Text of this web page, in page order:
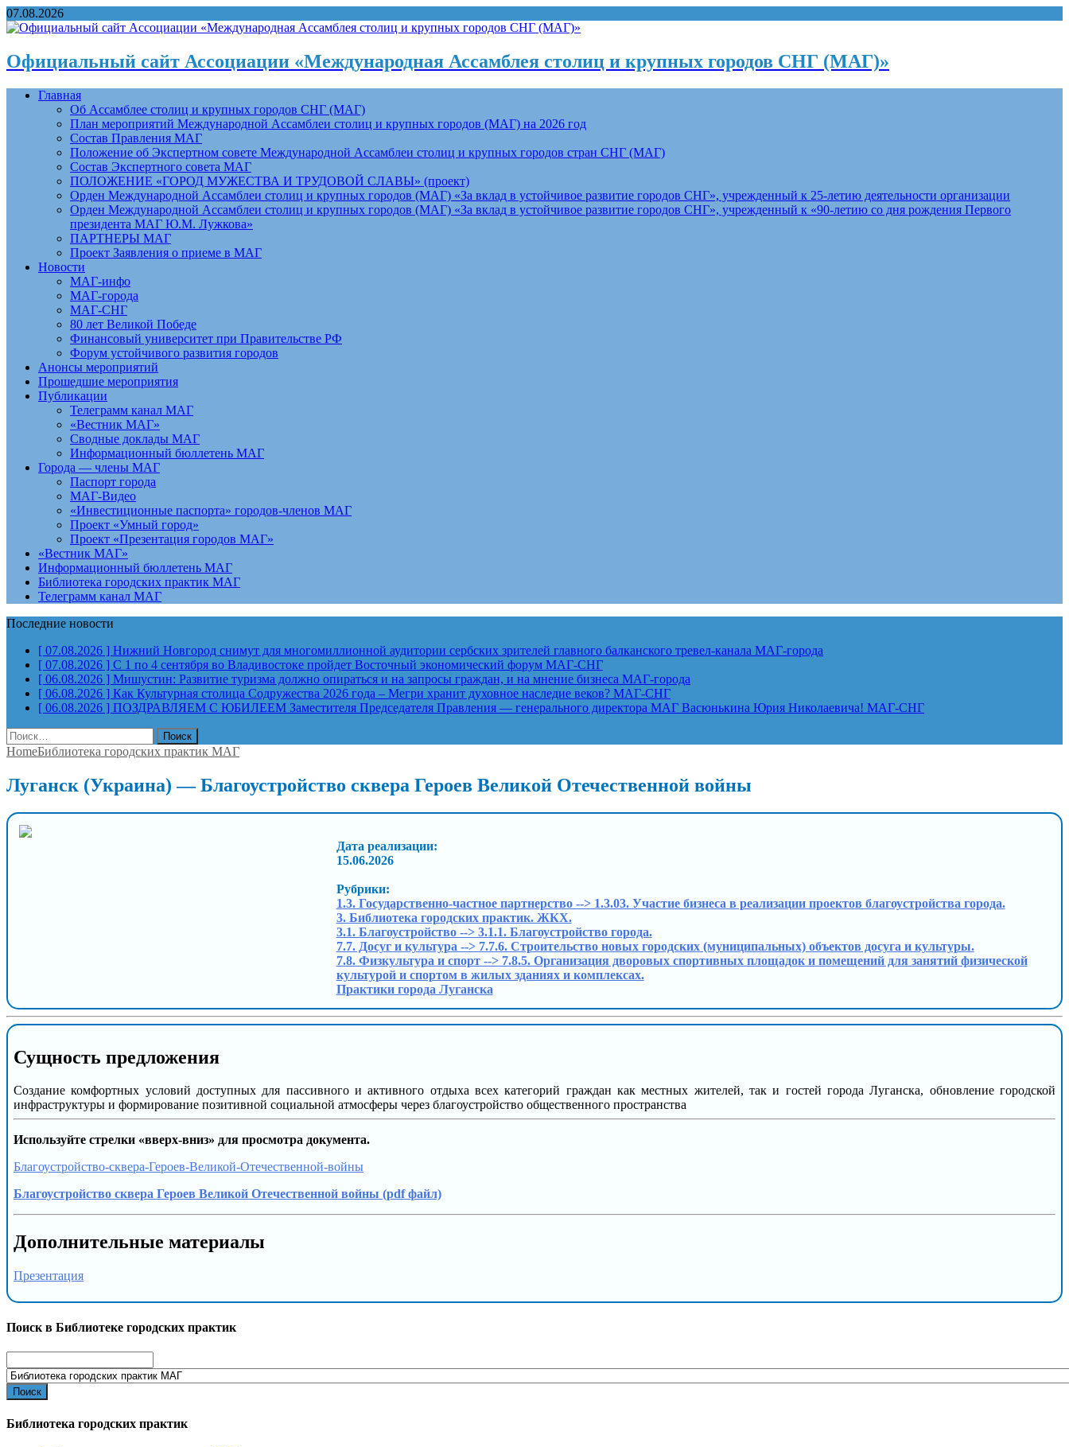
07.08.2026
Официальный сайт Ассоциации «Международная Ассамблея столиц и крупных городов СНГ (МАГ)»
Главная
Об Ассамблее столиц и крупных городов СНГ (МАГ)
План мероприятий Международной Ассамблеи столиц и крупных городов (МАГ) на 2026 год
Состав Правления МАГ
Положение об Экспертном совете Международной Ассамблеи столиц и крупных городов стран СНГ (МАГ)
Состав Экспертного совета МАГ
ПОЛОЖЕНИЕ «ГОРОД МУЖЕСТВА И ТРУДОВОЙ СЛАВЫ» (проект)
Орден Международной Ассамблеи столиц и крупных городов (МАГ) «За вклад в устойчивое развитие городов СНГ», учрежденный к 25-летию деятельности организации
Орден Международной Ассамблеи столиц и крупных городов (МАГ) «За вклад в устойчивое развитие городов СНГ», учрежденный к «90-летию со дня рождения Первого
президента МАГ Ю.М. Лужкова»
ПАРТНЕРЫ МАГ
Проект Заявления о приеме в МАГ
Новости
МАГ-инфо
МАГ-города
МАГ-СНГ
80 лет Великой Победе
Финансовый университет при Правительстве РФ
Форум устойчивого развития городов
Анонсы мероприятий
Прошедшие мероприятия
Публикации
Телеграмм канал МАГ
«Вестник МАГ»
Сводные доклады МАГ
Информационный бюллетень МАГ
Города — члены МАГ
Паспорт города
МАГ-Видео
«Инвестиционные паспорта» городов-членов МАГ
Проект «Умный город»
Проект «Презентация городов МАГ»
«Вестник МАГ»
Информационный бюллетень МАГ
Библиотека городских практик МАГ
Телеграмм канал МАГ
Последние новости
[ 07.08.2026 ] Нижний Новгород снимут для многомиллионной аудитории сербских зрителей главного балканского тревел-канала МАГ-города
[ 07.08.2026 ] С 1 по 4 сентября во Владивостоке пройдет Восточный экономический форум МАГ-СНГ
[ 06.08.2026 ] Мишустин: Развитие туризма должно опираться и на запросы граждан, и на мнение бизнеса МАГ-города
[ 06.08.2026 ] Как Культурная столица Содружества 2026 года – Мегри хранит духовное наследие веков? МАГ-СНГ
[ 06.08.2026 ] ПОЗДРАВЛЯЕМ С ЮБИЛЕЕМ Заместителя Председателя Правления — генерального директора МАГ Васюнькина Юрия Николаевича! МАГ-СНГ
Найти:
HomeБиблиотека городских практик МАГ
Луганск (Украина) — Благоустройство сквера Героев Великой Отечественной войны
Дата реализации:
15.06.2026
Рубрики:
1.3. Государственно-частное партнерство --> 1.3.03. Участие бизнеса в реализации проектов благоустройства города.
3. Библиотека городских практик. ЖКХ.
3.1. Благоустройство --> 3.1.1. Благоустройство города.
7.7. Досуг и культура --> 7.7.6. Строительство новых городских (муниципальных) объектов досуга и культуры.
7.8. Физкультура и спорт --> 7.8.5. Организация дворовых спортивных площадок и помещений для занятий физической
культурой и спортом в жилых зданиях и комплексах.
Практики города Луганска
Сущность предложения
Создание комфортных условий доступных для пассивного и активного отдыха всех категорий граждан как местных жителей, так и гостей города Луганска, обновление городской
инфраструктуры и формирование позитивной социальной атмосферы через благоустройство общественного пространства
Используйте стрелки «вверх-вниз» для просмотра документа.
Благоустройство-сквера-Героев-Великой-Отечественной-войны
Благоустройство сквера Героев Великой Отечественной войны (pdf файл)
Дополнительные материалы
Презентация
Поиск в Библиотеке городских практик
for:
Библиотека городских практик